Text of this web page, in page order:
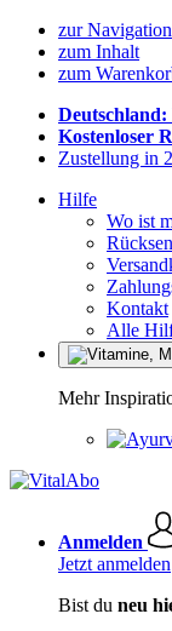
zur Navigation
zum Inhalt
zum
Deutschland:
Kostenloser
Zustellung in
Hilfe
Wo ist
Kontakt
Alle
Mehr
Anmelden
Jetzt anmelden
Bist du neu